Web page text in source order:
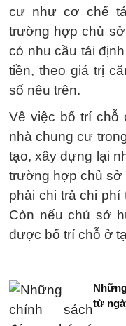
cư như cơ chế
trường hợp chủ
có nhu cầu tái
tiền, theo giá trị
số nêu trên.
Về việc bố trí chỗ
nhà chung cư
tạo, xây dựng lại
trường hợp chủ
phải chi trả chi
Còn nếu chủ sở
được bố trí chỗ ở
từ